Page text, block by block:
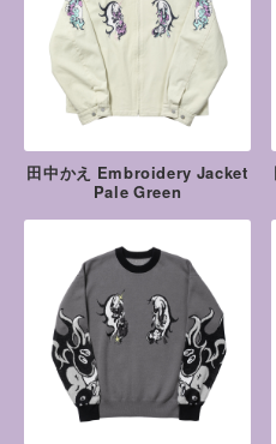
田中かえ Embroidery Jacket
Pale Green